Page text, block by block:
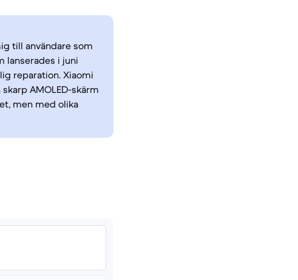
till användare som
lanserades i juni
reparation. Xiaomi
AMOLED-skärm
men med olika